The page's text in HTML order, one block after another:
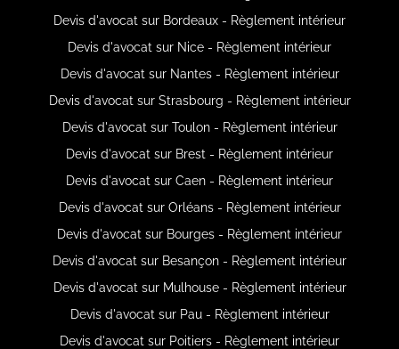
Devis d'avocat sur Bordeaux - Règlement intérieur
Devis d'avocat sur Nice - Règlement intérieur
Devis d'avocat sur Nantes - Règlement intérieur
Devis d'avocat sur Strasbourg - Règlement intérieur
Devis d'avocat sur Toulon - Règlement intérieur
Devis d'avocat sur Brest - Règlement intérieur
Devis d'avocat sur Caen - Règlement intérieur
Devis d'avocat sur Orléans - Règlement intérieur
Devis d'avocat sur Bourges - Règlement intérieur
Devis d'avocat sur Besançon - Règlement intérieur
Devis d'avocat sur Mulhouse - Règlement intérieur
Devis d'avocat sur Pau - Règlement intérieur
Devis d'avocat sur Poitiers - Règlement intérieur